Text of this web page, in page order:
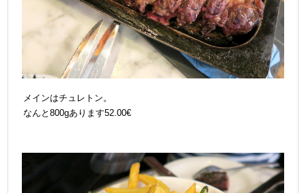
メインはチュレトン。
なんと800gあります52.00€